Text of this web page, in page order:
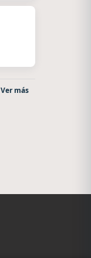
Ver más